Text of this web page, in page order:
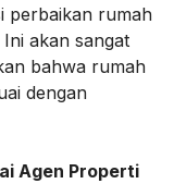
perbaikan rumah
akan sangat
bahwa rumah
dengan
Agen Properti